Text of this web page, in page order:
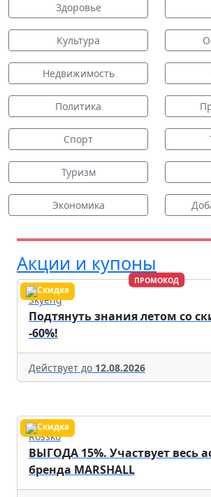
Здоровье
Культура
Недвижимость
Политика
Спорт
Туризм
Экономика
Акции и купоны
ПРОМОКОД
Skyeng
Подтянуть знания летом со
-60%!
Действует до 12.08.2026
Rossko
ВЫГОДА 15%. Участвует весь
бренда MARSHALL